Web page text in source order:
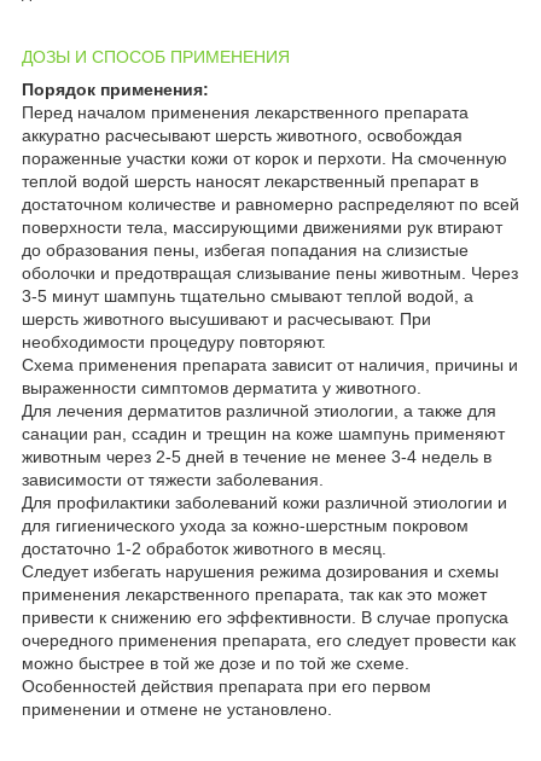
ДОЗЫ И СПОСОБ ПРИМЕНЕНИЯ
Порядок применения:
Перед началом применения лекарственного препарата
аккуратно расчесывают шерсть животного, освобождая
пораженные участки кожи от корок и перхоти. На смоченную
теплой водой шерсть наносят лекарственный препарат в
достаточном количестве и равномерно распределяют по всей
поверхности тела, массирующими движениями рук втирают
до образования пены, избегая попадания на слизистые
оболочки и предотвращая слизывание пены животным. Через
3-5 минут шампунь тщательно смывают теплой водой, а
шерсть животного высушивают и расчесывают. При
необходимости процедуру повторяют.
Схема применения препарата зависит от наличия, причины и
выраженности симптомов дерматита у животного.
Для лечения дерматитов различной этиологии, а также для
санации ран, ссадин и трещин на коже шампунь применяют
животным через 2-5 дней в течение не менее 3-4 недель в
зависимости от тяжести заболевания.
Для профилактики заболеваний кожи различной этиологии и
для гигиенического ухода за кожно-шерстным покровом
достаточно 1-2 обработок животного в месяц.
Следует избегать нарушения режима дозирования и схемы
применения лекарственного препарата, так как это может
привести к снижению его эффективности. В случае пропуска
очередного применения препарата, его следует провести как
можно быстрее в той же дозе и по той же схеме.
Особенностей действия препарата при его первом
применении и отмене не установлено.